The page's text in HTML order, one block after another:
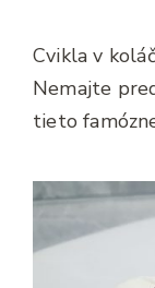
Cvikla v
Nemajte
tieto